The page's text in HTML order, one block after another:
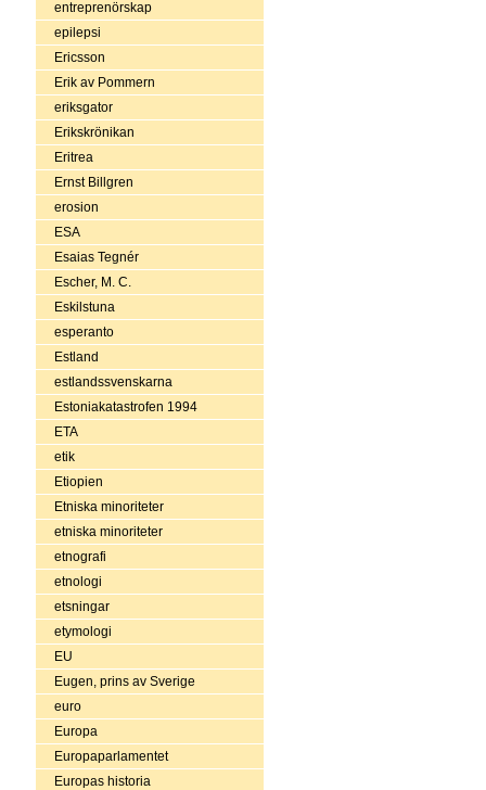
entreprenörskap
epilepsi
Ericsson
Erik av Pommern
eriksgator
Erikskrönikan
Eritrea
Ernst Billgren
erosion
ESA
Esaias Tegnér
Escher, M. C.
Eskilstuna
esperanto
Estland
estlandssvenskarna
Estoniakatastrofen 1994
ETA
etik
Etiopien
Etniska minoriteter
etniska minoriteter
etnografi
etnologi
etsningar
etymologi
EU
Eugen, prins av Sverige
euro
Europa
Europaparlamentet
Europas historia